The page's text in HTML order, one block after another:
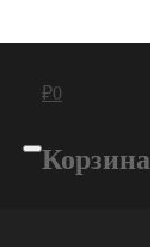
₽0
Корзина